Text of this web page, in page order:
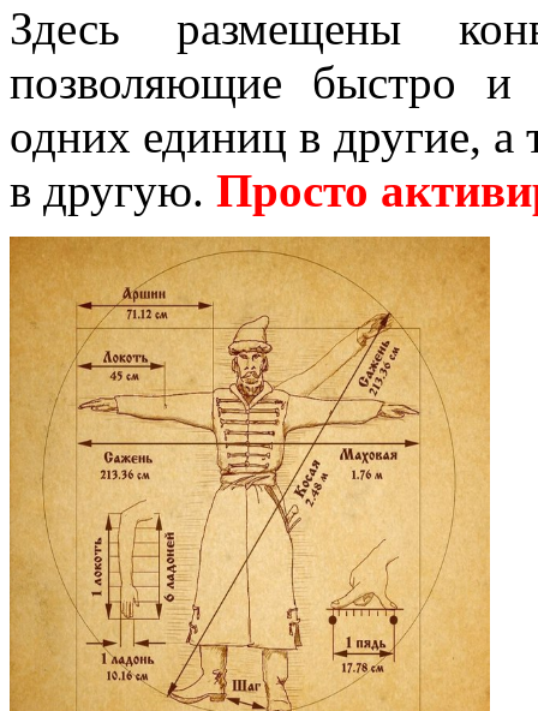
Здесь размещены
позволяющие быстро и
одних единиц в другие,
в другую. Просто